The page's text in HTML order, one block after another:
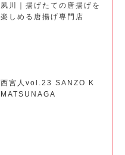
夙川｜揚げたての唐揚げを
楽しめる唐揚げ専門店
西宮人vol.23 SANZO K
MATSUNAGA